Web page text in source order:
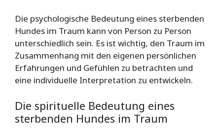
Die psychologische Bedeutung eines sterbenden
Hundes im Traum kann von Person zu Person
unterschiedlich sein. Es ist wichtig, den Traum im
Zusammenhang mit den eigenen persönlichen
Erfahrungen und Gefühlen zu betrachten und
eine individuelle Interpretation zu entwickeln.
Die spirituelle Bedeutung eines
sterbenden Hundes im Traum